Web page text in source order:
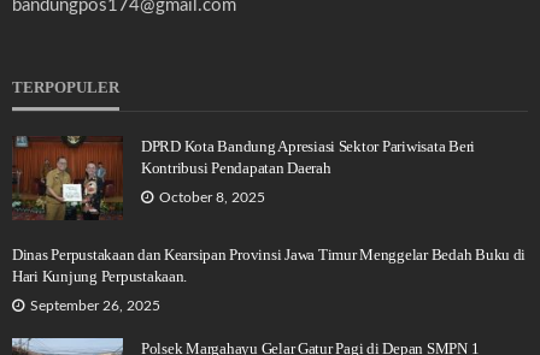
bandungpos174@gmail.com
TERPOPULER
DPRD Kota Bandung Apresiasi Sektor Pariwisata Beri
Kontribusi Pendapatan Daerah
October 8, 2025
Dinas Perpustakaan dan Kearsipan Provinsi Jawa Timur Menggelar Bedah Buku di
Hari Kunjung Perpustakaan.
September 26, 2025
Polsek Margahayu Gelar Gatur Pagi di Depan SMPN 1